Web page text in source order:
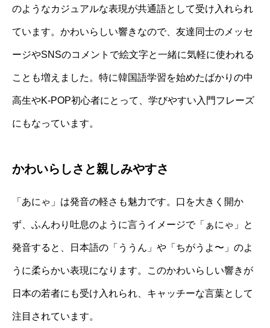
のようなカジュアルな表現が共通語として受け入れられ
ています。かわいらしい響きなので、友達同士のメッセ
ージやSNSのコメントで絵文字と一緒に気軽に使われる
ことも増えました。特に韓国語学習を始めたばかりの中
高生やK-POP初心者にとって、学びやすい入門フレーズ
にもなっています。
かわいらしさと親しみやすさ
「あにゃ」は発音の軽さも魅力です。口を大きく開か
ず、ふんわり吐息のように言うイメージで「ぁにゃ」と
発音すると、日本語の「ううん」や「ちがうよ〜」のよ
うに柔らかい表現になります。このかわいらしい響きが
日本の若者にも受け入れられ、キャッチーな言葉として
注目されています。